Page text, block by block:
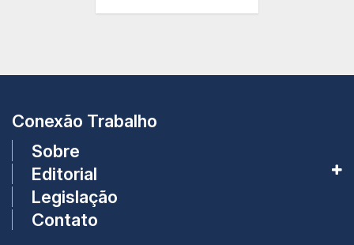
Conexão Trabalho
Sobre
Editorial
Legislação
Contato